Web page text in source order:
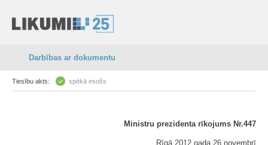
Darbības ar dokumentu
Tiesību akts: spēkā esošs
Ministru prezidenta rīkojums Nr.447
Rīgā 2012.gada 26.novembrī